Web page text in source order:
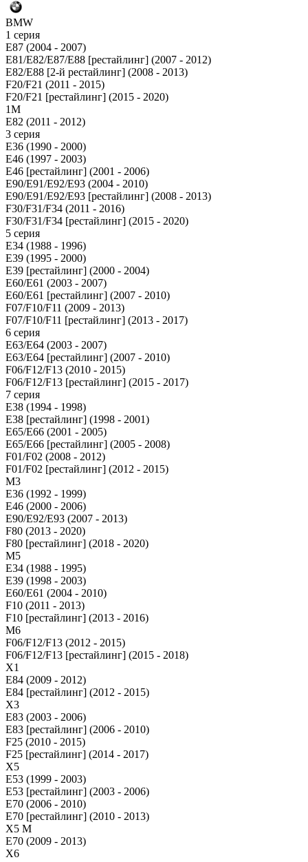
BMW
1 серия
E87 (2004 - 2007)
E81/E82/E87/E88 [рестайлинг] (2007 - 2012)
E82/E88 [2-й рестайлинг] (2008 - 2013)
F20/F21 (2011 - 2015)
F20/F21 [рестайлинг] (2015 - 2020)
1M
E82 (2011 - 2012)
3 серия
E36 (1990 - 2000)
E46 (1997 - 2003)
E46 [рестайлинг] (2001 - 2006)
E90/E91/E92/E93 (2004 - 2010)
E90/E91/E92/E93 [рестайлинг] (2008 - 2013)
F30/F31/F34 (2011 - 2016)
F30/F31/F34 [рестайлинг] (2015 - 2020)
5 серия
E34 (1988 - 1996)
E39 (1995 - 2000)
E39 [рестайлинг] (2000 - 2004)
E60/E61 (2003 - 2007)
E60/E61 [рестайлинг] (2007 - 2010)
F07/F10/F11 (2009 - 2013)
F07/F10/F11 [рестайлинг] (2013 - 2017)
6 серия
E63/E64 (2003 - 2007)
E63/E64 [рестайлинг] (2007 - 2010)
F06/F12/F13 (2010 - 2015)
F06/F12/F13 [рестайлинг] (2015 - 2017)
7 серия
E38 (1994 - 1998)
E38 [рестайлинг] (1998 - 2001)
E65/E66 (2001 - 2005)
E65/E66 [рестайлинг] (2005 - 2008)
F01/F02 (2008 - 2012)
F01/F02 [рестайлинг] (2012 - 2015)
M3
E36 (1992 - 1999)
E46 (2000 - 2006)
E90/E92/E93 (2007 - 2013)
F80 (2013 - 2020)
F80 [рестайлинг] (2018 - 2020)
М5
E34 (1988 - 1995)
E39 (1998 - 2003)
E60/E61 (2004 - 2010)
F10 (2011 - 2013)
F10 [рестайлинг] (2013 - 2016)
M6
F06/F12/F13 (2012 - 2015)
F06/F12/F13 [рестайлинг] (2015 - 2018)
X1
E84 (2009 - 2012)
E84 [рестайлинг] (2012 - 2015)
X3
E83 (2003 - 2006)
E83 [рестайлинг] (2006 - 2010)
F25 (2010 - 2015)
F25 [рестайлинг] (2014 - 2017)
X5
E53 (1999 - 2003)
E53 [рестайлинг] (2003 - 2006)
E70 (2006 - 2010)
E70 [рестайлинг] (2010 - 2013)
X5 M
E70 (2009 - 2013)
X6